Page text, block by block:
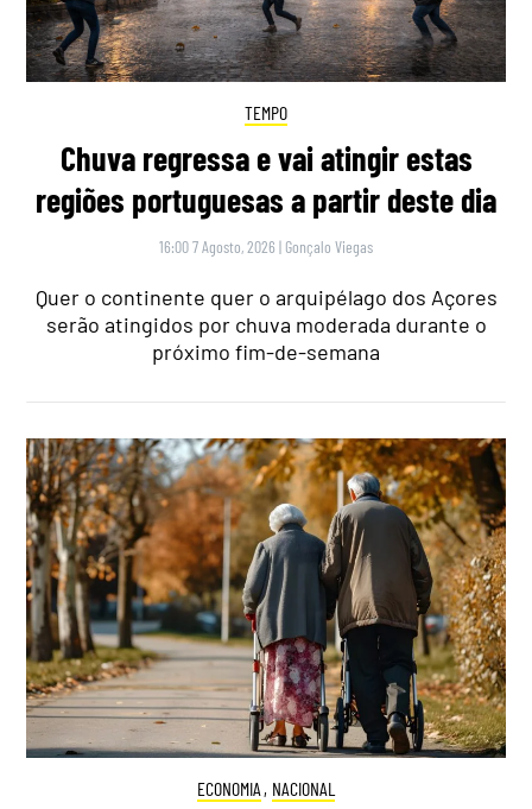
TEMPO
Chuva regressa e vai atingir estas
regiões portuguesas a partir deste dia
16:00 7 Agosto, 2026 | Gonçalo Viegas
Quer o continente quer o arquipélago dos Açores
serão atingidos por chuva moderada durante o
próximo fim-de-semana
ECONOMIA , NACIONAL